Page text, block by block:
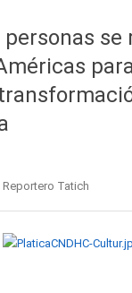
se
Author
Reportero Tatich